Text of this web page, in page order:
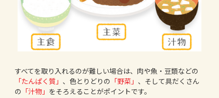
すべてを取り入れるのが難しい場合は、肉や魚・豆類などの
「たんぱく質」 、色とりどりの 「野菜」 、そして具だくさん
の 「汁物」 をそろえることがポイントです。